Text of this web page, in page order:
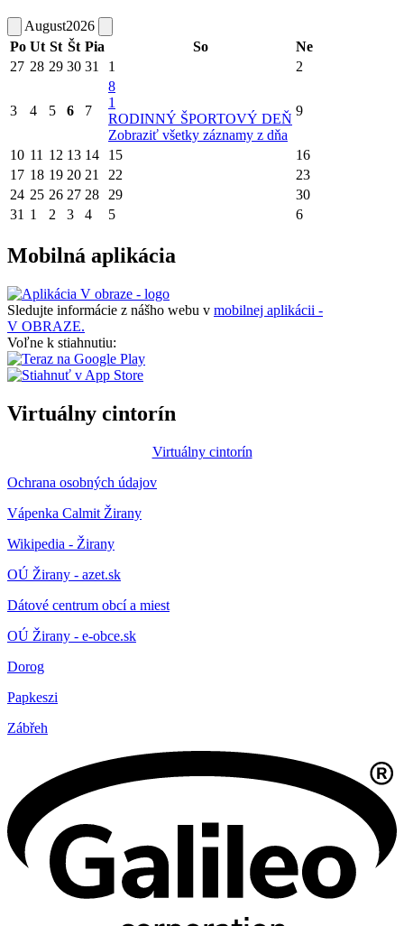
August2026
Po Ut St Št Pia So
Ne
27 28 29 30 31 1 2
3 4 5 6 7
8
1
RODINNÝ ŠPORTOVÝ DEŇ
Zobraziť všetky záznamy z dňa
9
10 11 12 13 14 15
16
17 18 19 20 21 22
23
24 25 26 27 28 29
30
31 1 2 3 4 5 6
Mobilná aplikácia
Sledujte informácie z nášho webu v mobilnej aplikácii -
V OBRAZE.
Voľne k stiahnutiu:
Virtuálny cintorín
Virtuálny cintorín
Ochrana osobných údajov
Vápenka Calmit Žirany
Wikipedia - Žirany
OÚ Žirany - azet.sk
Dátové centrum obcí a miest
OÚ Žirany - e-obce.sk
Dorog
Papkeszi
Zábřeh